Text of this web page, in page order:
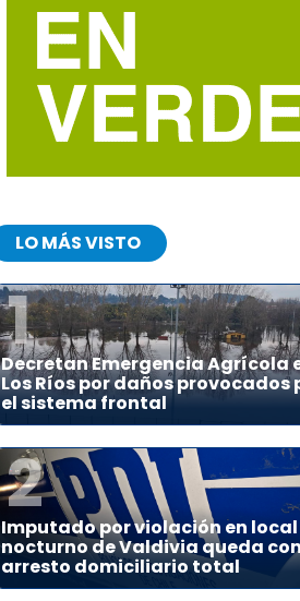
LO MÁS VISTO
1
Decretan Emergencia Agrícola
Los Ríos por daños provocados
el sistema frontal
2
Imputado por violación en local
nocturno de Valdivia queda
arresto domiciliario total